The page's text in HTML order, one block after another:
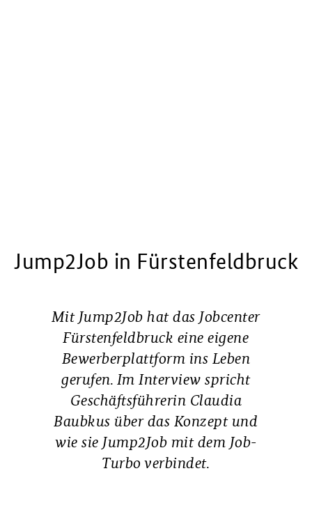
Jump2Job in Fürstenfeldbruck
Mit Jump2Job hat das Jobcenter
Fürstenfeldbruck eine eigene
Bewerberplattform ins Leben
gerufen. Im Interview spricht
Geschäftsführerin Claudia
Baubkus über das Konzept und
wie sie Jump2Job mit dem Job-
Turbo verbindet.